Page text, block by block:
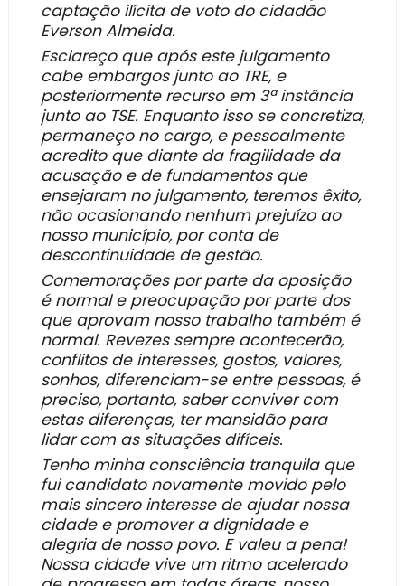
captação ilícita de voto do cidadão
Everson Almeida.
Esclareço que após este julgamento
cabe embargos junto ao TRE, e
posteriormente recurso em 3ª instância
junto ao TSE. Enquanto isso se concretiza,
permaneço no cargo, e pessoalmente
acredito que diante da fragilidade da
acusação e de fundamentos que
ensejaram no julgamento, teremos êxito,
não ocasionando nenhum prejuízo ao
nosso município, por conta de
descontinuidade de gestão.
Comemorações por parte da oposição
é normal e preocupação por parte dos
que aprovam nosso trabalho também é
normal. Revezes sempre acontecerão,
conflitos de interesses, gostos, valores,
sonhos, diferenciam-se entre pessoas, é
preciso, portanto, saber conviver com
estas diferenças, ter mansidão para
lidar com as situações difíceis.
Tenho minha consciência tranquila que
fui candidato novamente movido pelo
mais sincero interesse de ajudar nossa
cidade e promover a dignidade e
alegria de nosso povo. E valeu a pena!
Nossa cidade vive um ritmo acelerado